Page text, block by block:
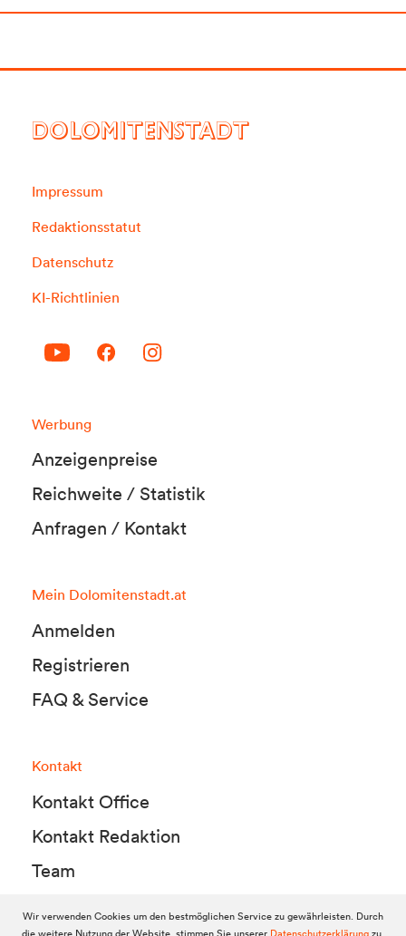
DOLOMITENSTADT
Impressum
Redaktionsstatut
Datenschutz
KI-Richtlinien
Werbung
Anzeigenpreise
Reichweite / Statistik
Anfragen / Kontakt
Mein Dolomitenstadt.at
Anmelden
Registrieren
FAQ & Service
Kontakt
Kontakt Office
Kontakt Redaktion
Team
Wir verwenden Cookies um den bestmöglichen Service zu gewährleisten. Durch